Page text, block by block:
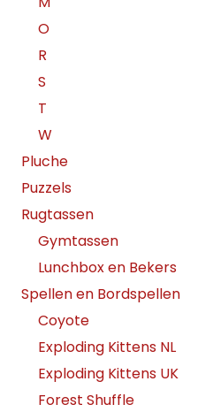
O
R
S
T
W
Pluche
Puzzels
Rugtassen
Gymtassen
Lunchbox en Bekers
Spellen en Bordspellen
Coyote
Exploding Kittens NL
Exploding Kittens UK
Forest Shuffle